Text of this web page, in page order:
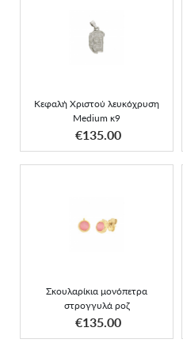
Κεφαλή Χριστού λευκόχρυση
Medium κ9
€135.00
Κεφαλή Χριστού
λευκόχρυση Medium κ9
ΑΠΟΚΤΗΣΕ ΤΟ
Σκουλαρίκια μονόπετρα
στρογγυλά ροζ
€135.00
Σκουλαρίκια μονόπετρα
στρογγυλά ροζ
ΑΠΟΚΤΗΣΕ ΤΟ